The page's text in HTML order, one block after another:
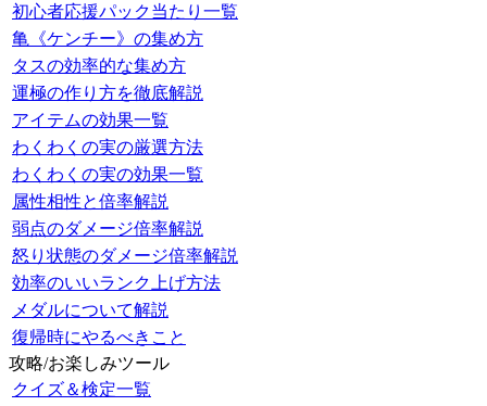
初心者応援パック当たり一覧
亀《ケンチー》の集め方
タスの効率的な集め方
運極の作り方を徹底解説
アイテムの効果一覧
わくわくの実の厳選方法
わくわくの実の効果一覧
属性相性と倍率解説
弱点のダメージ倍率解説
怒り状態のダメージ倍率解説
効率のいいランク上げ方法
メダルについて解説
復帰時にやるべきこと
攻略/お楽しみツール
クイズ＆検定一覧